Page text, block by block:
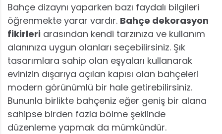
Bahçe dizaynı yaparken bazı faydalı bilgileri
öğrenmekte yarar vardır. Bahçe dekorasyon
fikirleri arasından kendi tarzınıza ve kullanım
alanınıza uygun olanları seçebilirsiniz. Şık
tasarımlara sahip olan eşyaları kullanarak
evinizin dışarıya açılan kapısı olan bahçeleri
modern görünümlü bir hale getirebilirsiniz.
Bununla birlikte bahçeniz eğer geniş bir alana
sahipse birden fazla bölme şeklinde
düzenleme yapmak da mümkündür.